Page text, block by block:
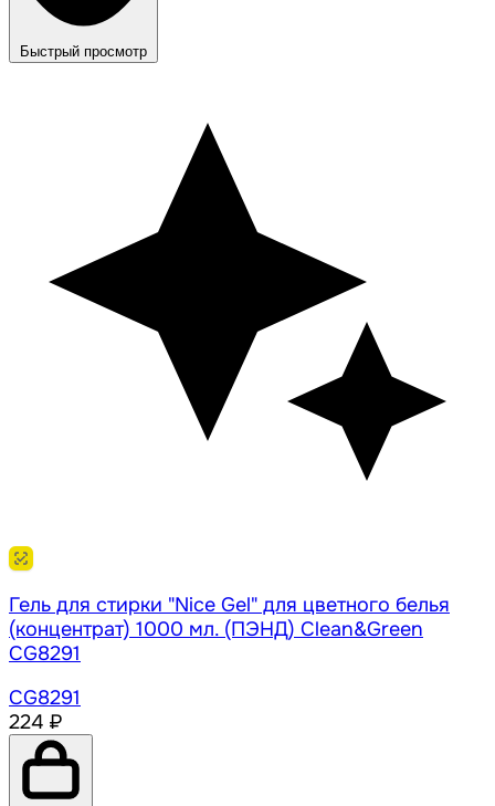
Быстрый просмотр
Гель для стирки "Nice Gel" для цветного белья
(концентрат) 1000 мл. (ПЭНД) Clean&Green
CG8291
CG8291
224 ₽